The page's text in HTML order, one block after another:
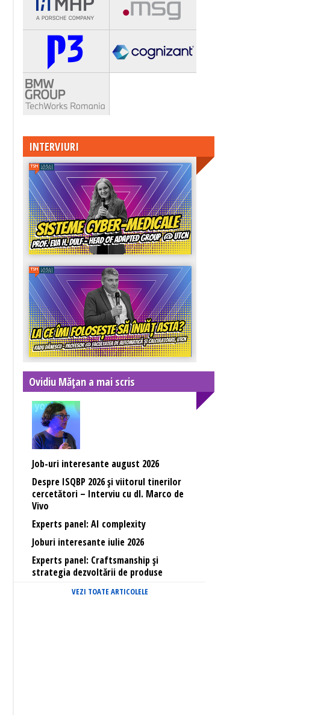
INTERVIURI
Ovidiu Mățan a mai scris
Job-uri interesante august 2026
Despre ISQBP 2026 și viitorul tinerilor
cercetători – Interviu cu dl. Marco de
Vivo
Experts panel: AI complexity
Joburi interesante iulie 2026
Experts panel: Craftsmanship și
strategia dezvoltării de produse
VEZI TOATE ARTICOLELE